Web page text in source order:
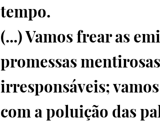
tempo.
(...) Vamos frear as
promessas
irresponsáveis;
com a poluição das